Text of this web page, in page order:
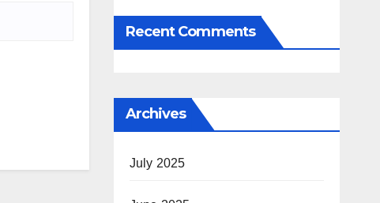
Recent Comments
Archives
July 2025